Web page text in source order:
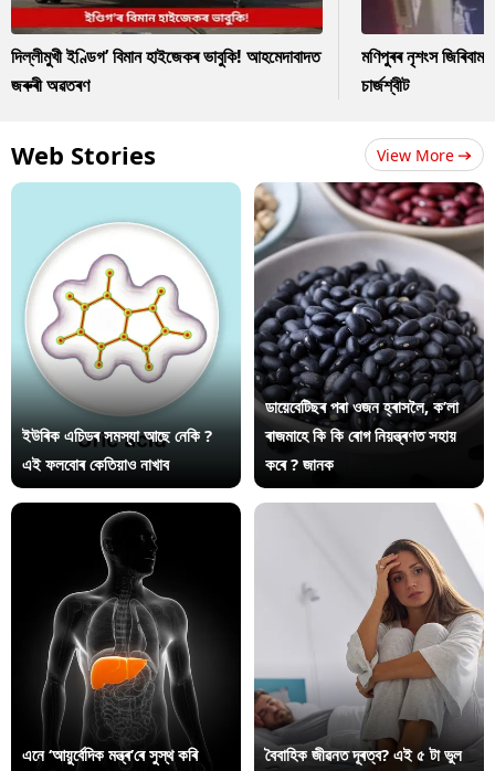
দিল্লীমুখী ইণ্ডিগ’ বিমান হাইজেকৰ ভাবুকি! আহমেদাবাদত
জৰুৰী অৱতৰণ
মণিপুৰৰ নৃশংস জিৰিবাম
চাৰ্জশ্বীট
Web Stories View More
ইউৰিক এচিডৰ সমস্যা আছে নেকি ?
এই ফলবোৰ কেতিয়াও নাখাব
ডায়েবেটিছৰ পৰা ওজন হ্ৰাসলৈ, ক’লা
ৰাজমাহে কি কি ৰোগ নিয়ন্ত্ৰণত সহায়
কৰে ? জানক
এনে ‘আয়ুৰ্বেদিক মন্ত্ৰ’ৰে সুস্থ কৰি
বৈবাহিক জীৱনত দূৰত্ব? এই ৫ টা ভুল